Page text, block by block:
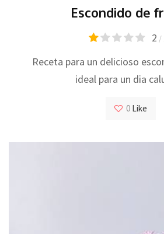
Escondido de
2 /
Receta para un delicioso
ideal para un dia
0 Like